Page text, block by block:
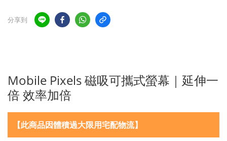
分享到
Mobile Pixels 磁吸可攜式螢幕｜延伸一
倍 效率加倍
【此商品因體積過大限用宅配物流】